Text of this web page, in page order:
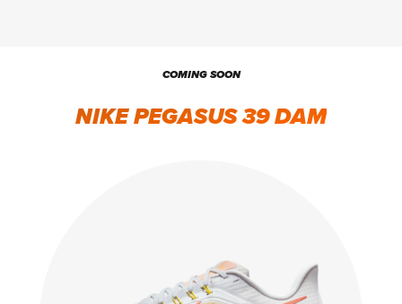
COMING SOON
NIKE PEGASUS 39 DAM